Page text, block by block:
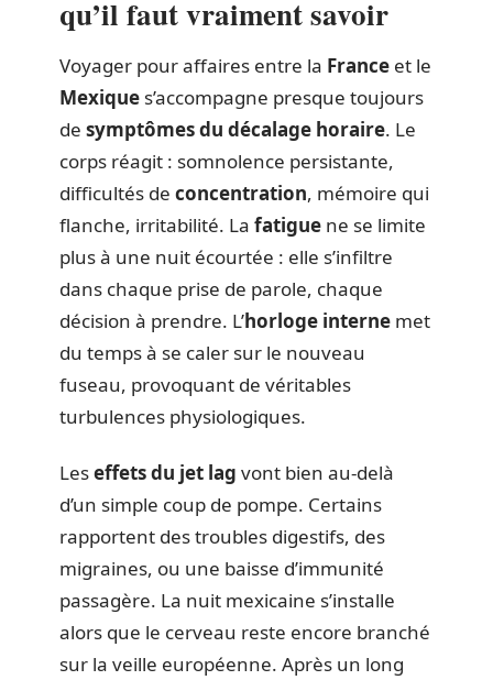
qu’il faut vraiment savoir
Voyager pour affaires entre la France et le
Mexique s’accompagne presque toujours
de symptômes du décalage horaire. Le
corps réagit : somnolence persistante,
difficultés de concentration, mémoire qui
flanche, irritabilité. La fatigue ne se limite
plus à une nuit écourtée : elle s’infiltre
dans chaque prise de parole, chaque
décision à prendre. L’horloge interne met
du temps à se caler sur le nouveau
fuseau, provoquant de véritables
turbulences physiologiques.
Leseffets du jet lag vont bien au-delà
d’un simple coup de pompe. Certains
rapportent des troubles digestifs, des
migraines, ou une baisse d’immunité
passagère. La nuit mexicaine s’installe
alors que le cerveau reste encore branché
sur la veille européenne. Après un long